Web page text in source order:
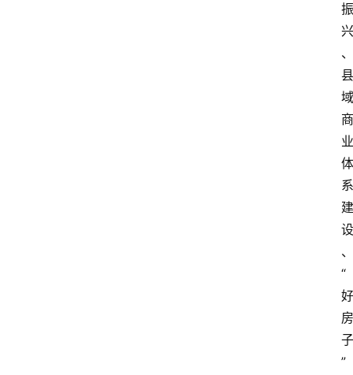
振
兴
、
县
域
商
业
体
系
建
设
、
“
好
房
子
”